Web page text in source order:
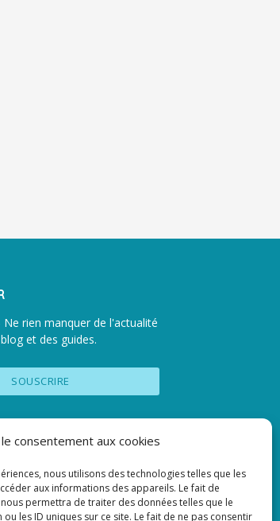
consentement aux cookies
nous utilisons des technologies telles que les
aux informations des appareils. Le fait de
permettra de traiter des données telles que le
les ID uniques sur ce site. Le fait de ne pas consentir
Ne rien manquer de l'actualité
et des guides.